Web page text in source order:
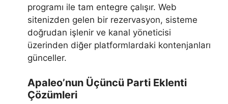
programı ile tam entegre çalışır. Web
sitenizden gelen bir rezervasyon, sisteme
doğrudan işlenir ve kanal yöneticisi
üzerinden diğer platformlardaki kontenjanları
günceller.
Apaleo’nun Üçüncü Parti Eklenti
Çözümleri